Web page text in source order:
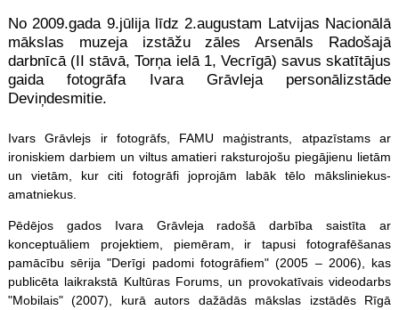
No 2009.gada 9.jūlija līdz 2.augustam Latvijas Nacionālā
mākslas muzeja izstāžu zāles Arsenāls Radošajā
darbnīcā (II stāvā, Torņa ielā 1, Vecrīgā) savus skatītājus
gaida fotogrāfa Ivara Grāvleja personālizstāde
Deviņdesmitie.
Ivars Grāvlejs ir fotogrāfs, FAMU maģistrants, atpazīstams ar
ironiskiem darbiem un viltus amatieri raksturojošu piegājienu lietām
un vietām, kur citi fotogrāfi joprojām labāk tēlo māksliniekus-
amatniekus.
Pēdējos gados Ivara Grāvleja radošā darbība saistīta ar
konceptuāliem projektiem, piemēram, ir tapusi fotografēšanas
pamācību sērija "Derīgi padomi fotogrāfiem" (2005 – 2006), kas
publicēta laikrakstā Kultūras Forums, un provokatīvais videodarbs
"Mobilais" (2007), kurā autors dažādās mākslas izstādēs Rīgā